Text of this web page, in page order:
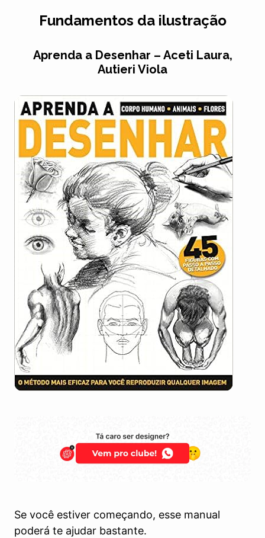
Fundamentos da ilustração
Aprenda a Desenhar – Aceti Laura,
Autieri Viola
Se você estiver começando, esse manual
poderá te ajudar bastante.